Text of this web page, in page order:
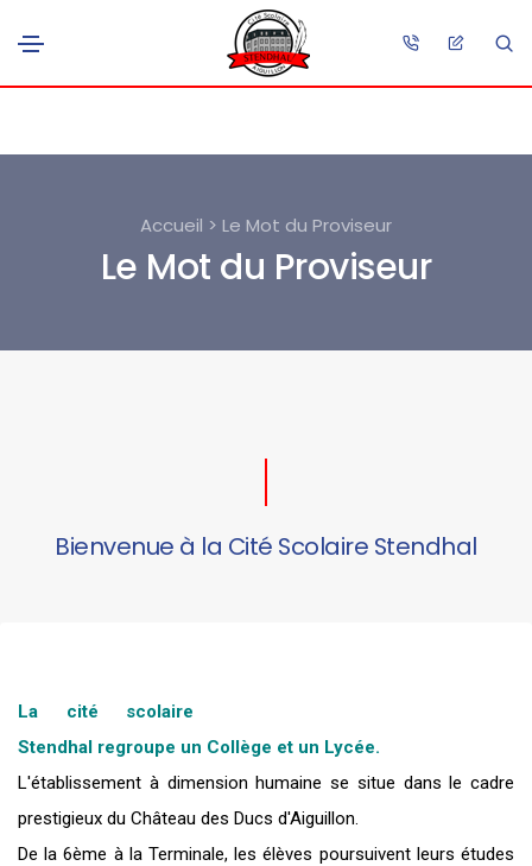
Accueil > Le Mot du Proviseur
Le Mot du Proviseur
Bienvenue à la Cité Scolaire Stendhal
La cité scolaire
Stendhal regroupe un Collège et un Lycée.
L'établissement à dimension humaine se situe dans le cadre
prestigieux du Château des Ducs d'Aiguillon.
De la 6ème à la Terminale, les élèves poursuivent leurs études